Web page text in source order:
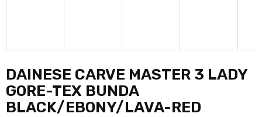
DAINESE CARVE MASTER 3 LADY
GORE-TEX BUNDA
BLACK/EBONY/LAVA-RED